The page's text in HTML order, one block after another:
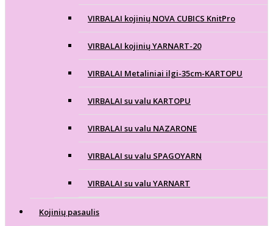
VIRBALAI kojinių NOVA CUBICS KnitPro
VIRBALAI kojinių YARNART-20
VIRBALAI Metaliniai ilgi-35cm-KARTOPU
VIRBALAI su valu KARTOPU
VIRBALAI su valu NAZARONE
VIRBALAI su valu SPAGOYARN
VIRBALAI su valu YARNART
Kojinių pasaulis